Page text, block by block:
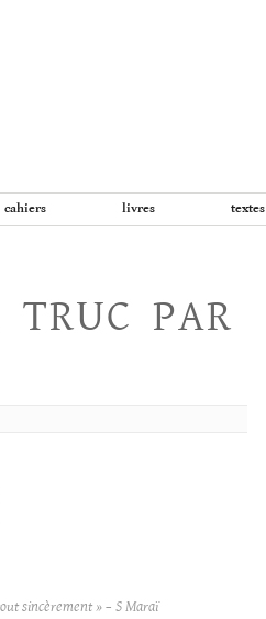
cahiers livres textes
PAR
sincèrement » – S Maraï